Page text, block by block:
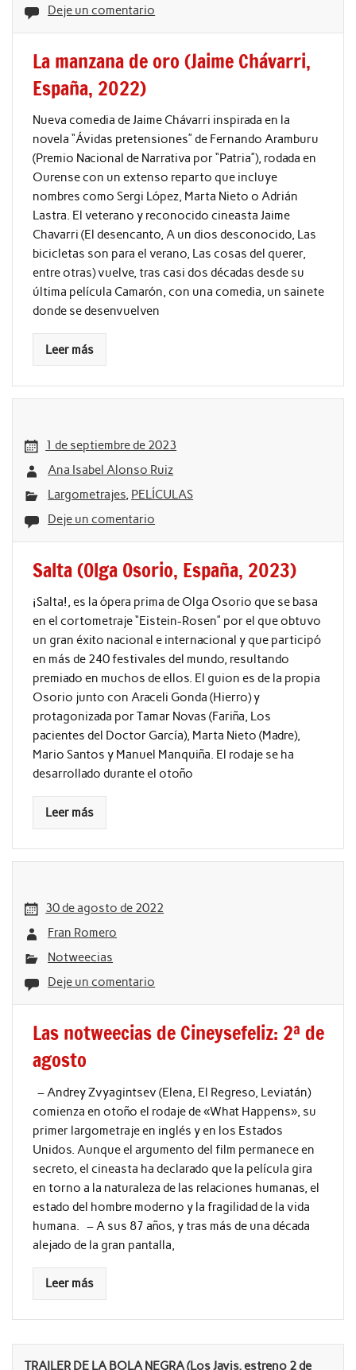
Deje un comentario
La manzana de oro (Jaime Chávarri,
España, 2022)
Nueva comedia de Jaime Chávarri inspirada en la
novela “Ávidas pretensiones” de Fernando Aramburu
(Premio Nacional de Narrativa por “Patria”), rodada en
Ourense con un extenso reparto que incluye
nombres como Sergi López, Marta Nieto o Adrián
Lastra. El veterano y reconocido cineasta Jaime
Chavarri (El desencanto, A un dios desconocido, Las
bicicletas son para el verano, Las cosas del querer,
entre otras) vuelve, tras casi dos décadas desde su
última película Camarón, con una comedia, un sainete
donde se desenvuelven
Leer más
1 de septiembre de 2023
Ana Isabel Alonso Ruiz
Largometrajes, PELÍCULAS
Deje un comentario
Salta (Olga Osorio, España, 2023)
¡Salta!, es la ópera prima de Olga Osorio que se basa
en el cortometraje “Eistein-Rosen” por el que obtuvo
un gran éxito nacional e internacional y que participó
en más de 240 festivales del mundo, resultando
premiado en muchos de ellos. El guion es de la propia
Osorio junto con Araceli Gonda (Hierro) y
protagonizada por Tamar Novas (Fariña, Los
pacientes del Doctor García), Marta Nieto (Madre),
Mario Santos y Manuel Manquiña. El rodaje se ha
desarrollado durante el otoño
Leer más
30 de agosto de 2022
Fran Romero
Notweecias
Deje un comentario
Las notweecias de Cineysefeliz: 2ª de
agosto
– Andrey Zvyagintsev (Elena, El Regreso, Leviatán)
comienza en otoño el rodaje de «What Happens», su
primer largometraje en inglés y en los Estados
Unidos. Aunque el argumento del film permanece en
secreto, el cineasta ha declarado que la película gira
en torno a la naturaleza de las relaciones humanas, el
estado del hombre moderno y la fragilidad de la vida
humana. – A sus 87 años, y tras más de una década
alejado de la gran pantalla,
Leer más
TRAILER DE LA BOLA NEGRA (Los Javis, estreno 2 de